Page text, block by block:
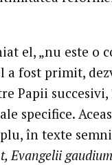
el, „nu este o
a fost primit,
Papii
specifice.
în texte
Evangelii gaudium